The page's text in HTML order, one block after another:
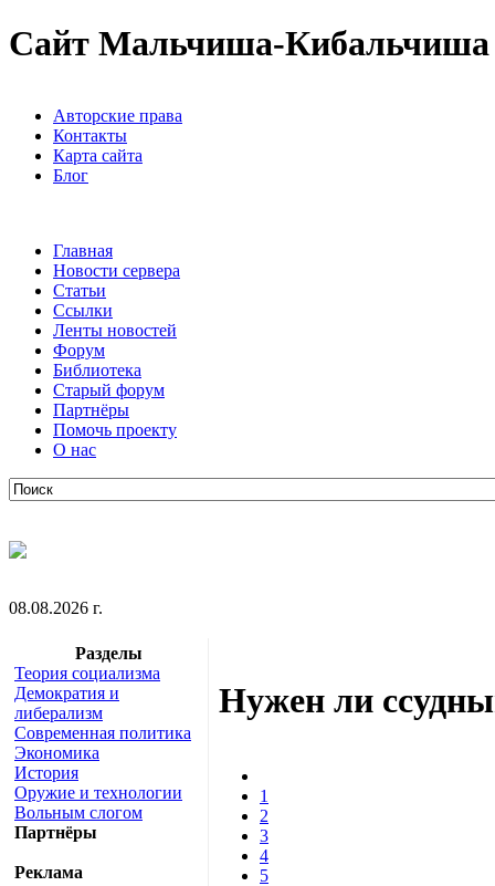
Сайт Мальчиша-Кибальчиша
Авторские права
Контакты
Карта сайта
Блог
Главная
Новости сервера
Статьи
Ссылки
Ленты новостей
Форум
Библиотека
Старый форум
Партнёры
Помочь проекту
О нас
08.08.2026 г.
Разделы
Теория социализма
Демократия и
либерализм
Современная политика
Экономика
История
Оружие и технологии
Вольным слогом
Партнёры
Реклама
Нужен ли
1
2
3
4
5